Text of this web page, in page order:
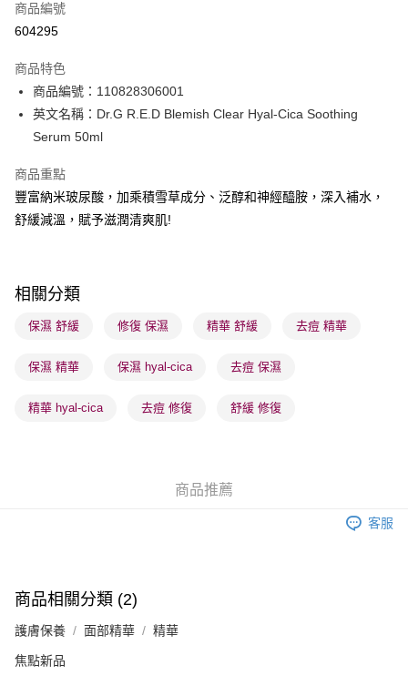
Apple Pay
PayMe
WeChat Pay
送貨方式
順豐自助櫃 - 確認發貨後1-3個工作天送達
順豐站及營業點 - 確認發貨後1-3個工作天送達
物流公司進行物流配送
澳門地區配送 - 確認發貨後1-4個工作天送達
商品編號
604295
商品特色
商品編號：110828306001
英文名稱：Dr.G R.E.D Blemish Clear Hyal-Cica Soothing
Serum 50ml
商品重點
豐富納米玻尿酸，加乘積雪草成分、泛醇和神經醯胺，深入補水，
舒緩減溫，賦予滋潤清爽肌!
相關分類
保濕 舒緩 修復 保濕 精華 舒緩 去痘 精華
保濕 精華 保濕 hyal-cica 去痘 保濕
精華 hyal-cica 去痘 修復 舒緩 修復
商品推薦
客服
商品相關分類 (2)
護膚保養 面部精華 精華
焦點新品